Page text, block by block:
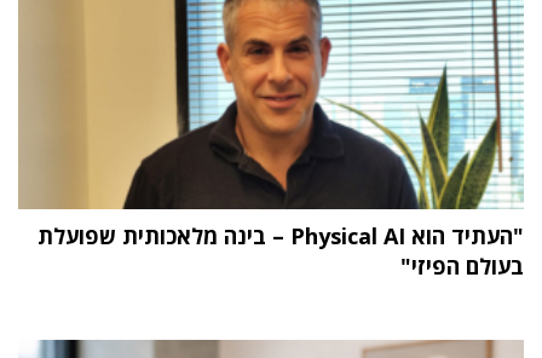
"העתיד הוא Physical AI – בינה מלאכותית שפועלת
בעולם הפיזי"